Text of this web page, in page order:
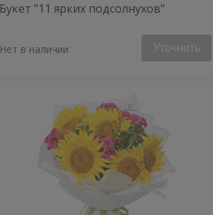
Букет "11 ярких подсолнухов"
Нет в наличии Уточнить